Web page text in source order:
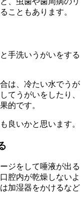
こともあります。
手洗いうがいをする
は、冷たい水でうが
てうがいをしたり、
的です。
良いかと思います。
ジをして唾液が出る
腔内が乾燥しないよ
加湿器をかけるなど